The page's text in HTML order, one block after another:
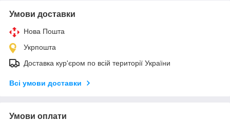
Умови доставки
Нова Пошта
Укрпошта
Доставка кур'єром по всій території України
Всі умови доставки
Умови оплати